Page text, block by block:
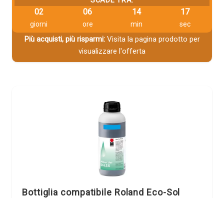
02
giorni
06
ore
14
min
16
sec
Più acquisti, più risparmi:Visita la pagina prodotto per
visualizzare l'offerta
Bottiglia compatibile Roland Eco-Sol